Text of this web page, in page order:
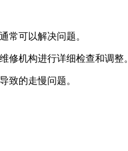
常可以解决问题。
修机构进行详细检查和调整。
致的走慢问题。